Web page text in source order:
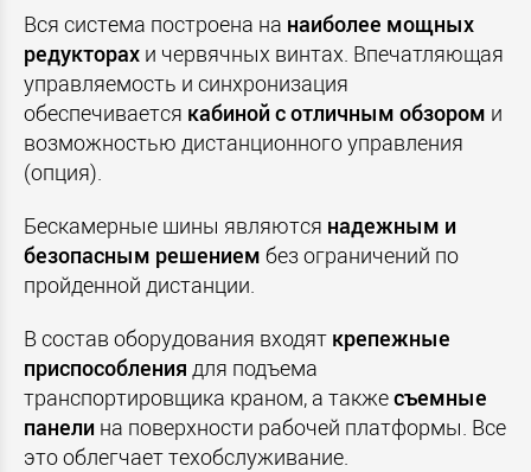
Вся система построена на наиболее мощных
редукторах и червячных винтах. Впечатляющая
управляемость и синхронизация
обеспечивается кабиной с отличным обзором и
возможностью дистанционного управления
(опция).
Бескамерные шины являются надежным и
безопасным решением без ограничений по
пройденной дистанции.
В состав оборудования входят крепежные
приспособления для подъема
транспортировщика краном, а такжесъемные
панели на поверхности рабочей платформы. Все
это облегчает техобслуживание.